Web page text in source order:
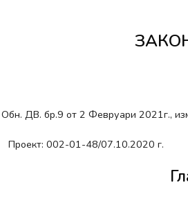
Обн. ДВ. бр.9 от 2 Февруари 2021г.,
Проект: 002-01-48/07.10.2020 г.